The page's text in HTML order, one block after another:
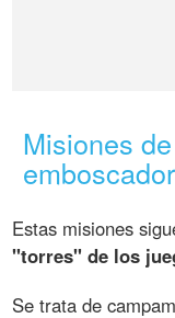
Misiones
Estas misiones
"torres" de los
Se trata de